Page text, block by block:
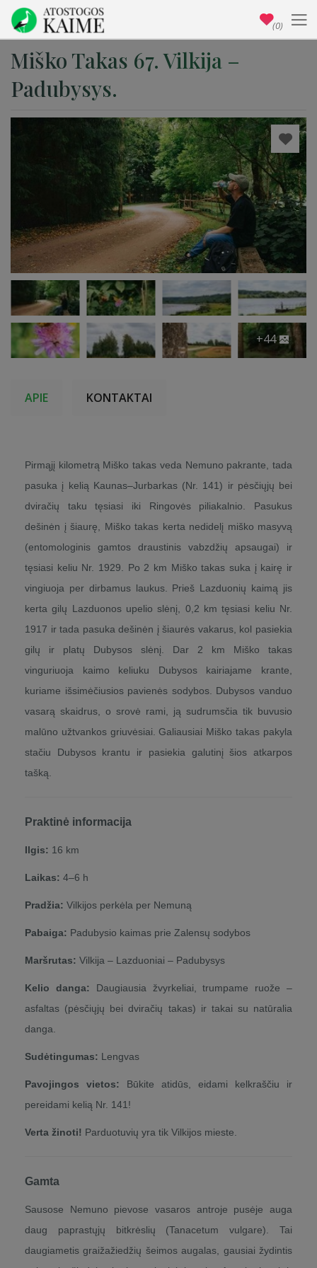
Miško Takas 67. Vilkija –
Padubysys.
+44
APIE KONTAKTAI
Pirmąjį kilometrą Miško takas veda Nemuno pakrante, tada
pasuka į kelią Kaunas–Jurbarkas (Nr. 141) ir pėsčiųjų bei
dviračių taku tęsiasi iki Ringovės piliakalnio. Pasukus
dešinėn į šiaurę, Miško takas kerta nedidelį miško masyvą
(entomologinis gamtos draustinis vabzdžių apsaugai) ir
tęsiasi keliu Nr. 1929. Po 2 km Miško takas suka į kairę ir
vingiuoja per dirbamus laukus. Prieš Lazduonių kaimą jis
kerta gilų Lazduonos upelio slėnį, 0,2 km tęsiasi keliu Nr.
1917 ir tada pasuka dešinėn į šiaurės vakarus, kol pasiekia
gilų ir platų Dubysos slėnį. Dar 2 km Miško takas
vinguriuoja kaimo keliuku Dubysos kairiajame krante,
kuriame išsimėčiusios pavienės sodybos. Dubysos vanduo
vasarą skaidrus, o srovė rami, ją sudrumsčia tik buvusio
malūno užtvankos griuvėsiai. Galiausiai Miško takas pakyla
stačiu Dubysos krantu ir pasiekia galutinį šios atkarpos
tašką.
Praktinė informacija
Ilgis: 16 km
Laikas: 4–6 h
Pradžia: Vilkijos perkėla per Nemuną
Pabaiga: Padubysio kaimas prie Zalensų sodybos
Maršrutas: Vilkija – Lazduoniai – Padubysys
Kelio danga: Daugiausia žvyrkeliai, trumpame ruože –
asfaltas (pėsčiųjų bei dviračių takas) ir takai su natūralia
danga.
Sudėtingumas: Lengvas
Pavojingos vietos: Būkite atidūs, eidami kelkraščiu ir
pereidami kelią Nr. 141!
Verta žinoti! Parduotuvių yra tik Vilkijos mieste.
Gamta
Sausose Nemuno pievose vasaros antroje pusėje auga
daug paprastųjų bitkrėslių (Tanacetum vulgare). Tai
daugiametis graižažiedžių šeimos augalas, gausiai žydintis
(0)